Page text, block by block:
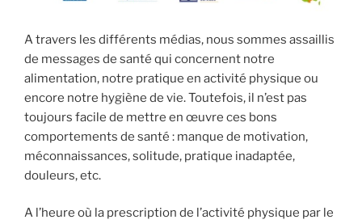
A travers les différents médias, nous sommes assaillis
de messages de santé qui concernent notre
alimentation, notre pratique en activité physique ou
encore notre hygiène de vie. Toutefois, il n’est pas
toujours facile de mettre en œuvre ces bons
comportements de santé : manque de motivation,
méconnaissances, solitude, pratique inadaptée,
douleurs, etc.
A l’heure où la prescription de l’activité physique par le